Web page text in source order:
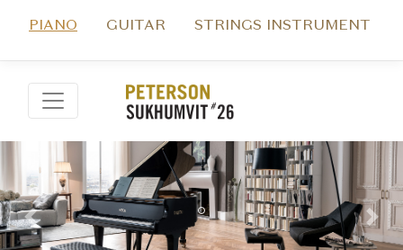
PIANO GUITAR STRINGS INSTRUMENT
Previous